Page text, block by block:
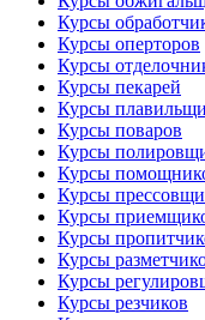
Курсы
Курсы оперторов
Курсы
Курсы пекарей
Курсы
Курсы поваров
Курсы
Курсы
Курсы
Курсы
Курсы
Курсы
Курсы
Курсы резчиков